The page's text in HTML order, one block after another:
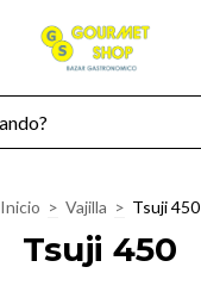
Inicio > Vajilla > Tsuji 450
Tsuji 450